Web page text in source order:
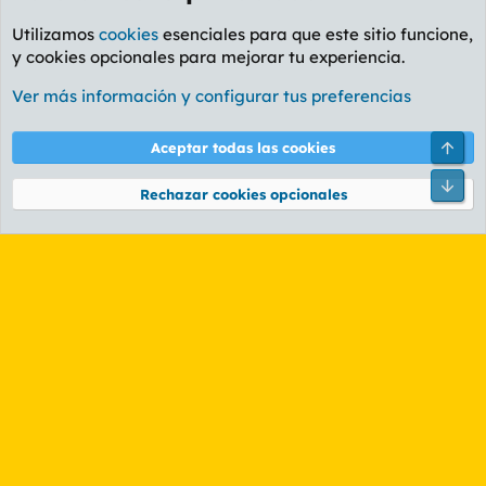
Lleida
Cookies
PL OLDSTYLE AMARILLO
Términos y reglas Política de privacidad Ayuda
Community platform by XenForo® © 2010-2026 XenForo Ltd.
Utilizamos cookies esenciales para que este sitio funcione,
y cookies opcionales para mejorar tu experiencia.
Ver más información y configurar tus preferencias
Aceptar todas las cookies
Rechazar cookies opcionales
Pie